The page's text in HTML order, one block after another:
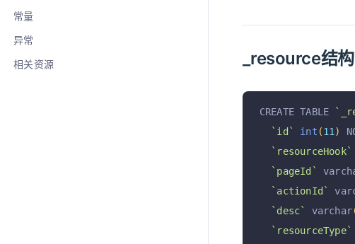
常量
异常
相关资源
_resource结构
CREATE TABLE
`id`
int (11)
`resourceHook`
`pageId`
`actionId`
`desc`
varchar
`resourceType`